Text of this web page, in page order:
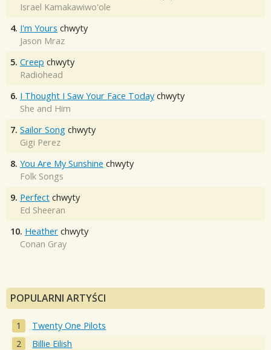
Israel Kamakawiwo'ole
4. I'm Yours chwyty
Jason Mraz
5. Creep chwyty
Radiohead
6. I Thought I Saw Your Face Today chwyty
She and Him
7. Sailor Song chwyty
Gigi Perez
8. You Are My Sunshine chwyty
Folk Songs
9. Perfect chwyty
Ed Sheeran
10. Heather chwyty
Conan Gray
POPULARNI ARTYŚCI
Twenty One Pilots
Billie Eilish